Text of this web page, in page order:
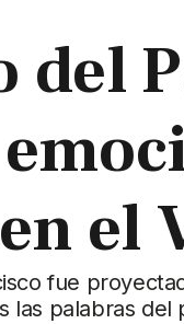
del
el
fue
las palabras del